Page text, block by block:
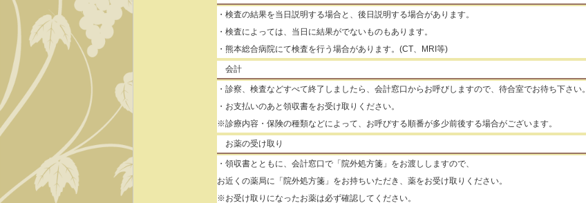
・検査の結果を当日説明する場合と、後日説明する場合があります。
・検査によっては、当日に結果がでないものもあります。
・熊本総合病院にて検査を行う場合があります。(CT、MRI等)
会計
・診察、検査などすべて終了しましたら、会計窓口からお呼びしますので、待合室でお待ち下さい。
・お支払いのあと領収書をお受け取りください。
※診療内容・保険の種類などによって、お呼びする順番が多少前後する場合がございます。
お薬の受け取り
・領収書とともに、会計窓口で「院外処方箋」をお渡ししますので、
お近くの薬局に「院外処方箋」をお持ちいただき、薬をお受け取りください。
※お受け取りになったお薬は必ず確認してください。